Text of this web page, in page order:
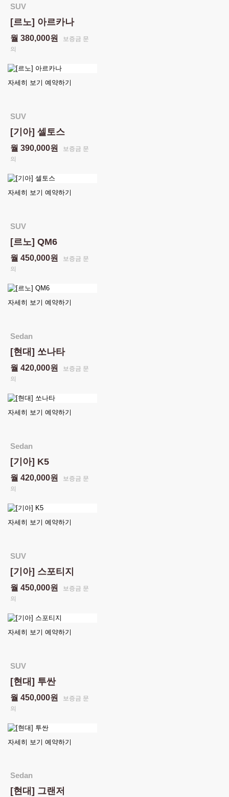
SUV
[르노] 아르카나
월 380,000원
보증금 문
의
자세히 보기 예약하기
SUV
[기아] 셀토스
월 390,000원
보증금 문
의
자세히 보기 예약하기
SUV
[르노] QM6
월 450,000원
보증금 문
의
자세히 보기 예약하기
Sedan
[현대] 쏘나타
월 420,000원
보증금 문
의
자세히 보기 예약하기
Sedan
[기아] K5
월 420,000원
보증금 문
의
자세히 보기 예약하기
SUV
[기아] 스포티지
월 450,000원
보증금 문
의
자세히 보기 예약하기
SUV
[현대] 투싼
월 450,000원
보증금 문
의
자세히 보기 예약하기
Sedan
[현대] 그랜저